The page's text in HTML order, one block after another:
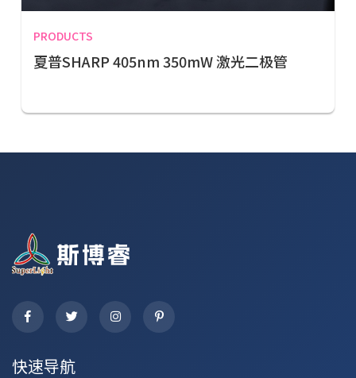
PRODUCTS
夏普SHARP 405nm 350mW 激光二极管
快速导航